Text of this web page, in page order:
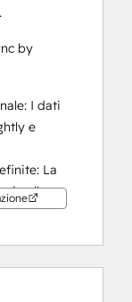
by
I dati
e
La
alle
per